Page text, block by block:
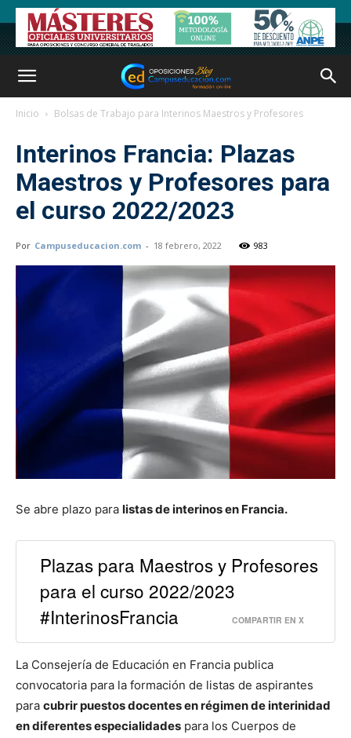
Inicio Bolsas de Trabajo para Interinos Maestros y Profesores
Interinos Francia: Plazas
Maestros y Profesores para
el curso 2022/2023
Por Campuseducacion.com - 18 febrero, 2022 983
Se abre plazo para listas de interinos en Francia.
Plazas para Maestros y Profesores
para el curso 2022/2023
#InterinosFrancia
COMPARTIR EN X
La Consejería de Educación en Francia publica
convocatoria para la formación de listas de aspirantes
para cubrir puestos docentes en régimen de interinidad
en diferentes especialidades para los Cuerpos de